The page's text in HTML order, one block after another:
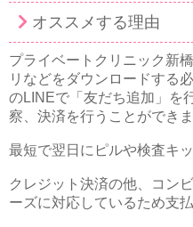
オススメする理由
プライベートクリニック新
リなどをダウンロードする
のLINEで「友だち追加」を
察、決済を行うことができま
最短で翌日にピルや検査キ
クレジット決済の他、コン
ーズに対応しているため支払